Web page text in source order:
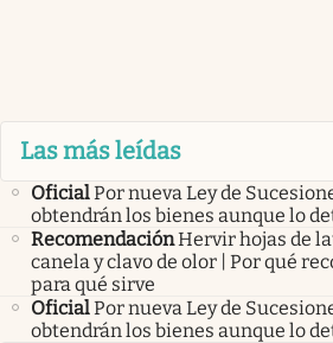
Las más leídas
OficialPor nueva Ley de
obtendrán los bienes aunque lo
RecomendaciónHervir hojas de
canela y clavo de olor | Por qué
para qué sirve
OficialPor nueva Ley de
obtendrán los bienes aunque lo